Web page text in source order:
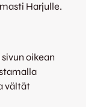
Harjulle.
oikean
vältät